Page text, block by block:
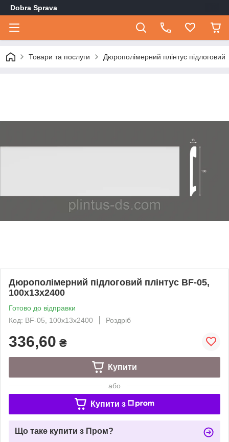
Dobra Sprava
Товари та послуги Дюрополімерний плінтус підлоговий
Дюрополімерний підлоговий плінтус BF-05,
100х13х2400
Готово до відправки
Код: BF-05, 100х13х2400
Роздріб
336,60 ₴
Купити
або
Купити з
Що таке купити з Пром?